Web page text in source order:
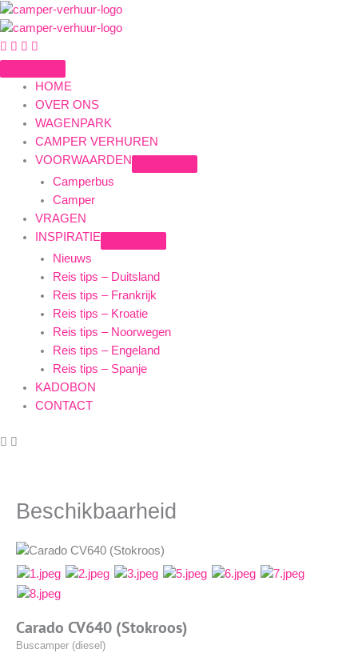
Ga
naar
de
inhoud
https://www.facebook.com/okecamperverhuur/
HOME
OVER ONS
WAGENPARK
CAMPER VERHUREN
VOORWAARDEN
Camperbus
Camper
VRAGEN
INSPIRATIE
Nieuws
Reis tips – Duitsland
Reis tips – Frankrijk
Reis tips – Kroatie
Reis tips – Noorwegen
Reis tips – Engeland
Reis tips – Spanje
KADOBON
CONTACT
https://www.facebook.com/okecamperverhuur/
Beschikbaarheid
Carado CV640 (Stokroos)
Buscamper (diesel)